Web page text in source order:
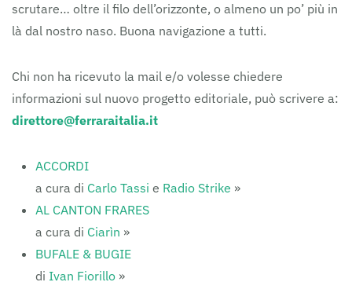
scrutare… oltre il filo dell’orizzonte, o almeno un po’ più in
là dal nostro naso. Buona navigazione a tutti.
Chi non ha ricevuto la mail e/o volesse chiedere
informazioni sul nuovo progetto editoriale, può scrivere a:
direttore@ferraraitalia.it
ACCORDI
a cura di Carlo Tassi e Radio Strike »
AL CANTON FRARES
a cura di Ciarìn »
BUFALE & BUGIE
di Ivan Fiorillo »